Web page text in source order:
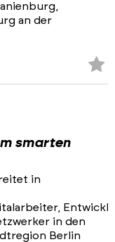
an der
smarten
in
in den
Berlin